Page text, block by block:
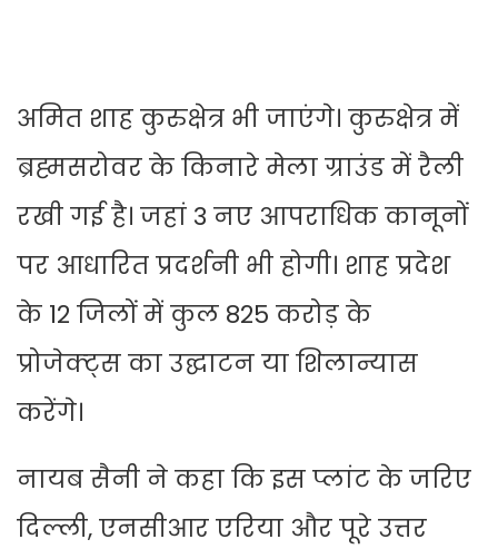
अमित शाह कुरुक्षेत्र भी जाएंगे। कुरुक्षेत्र में
ब्रह्मसरोवर के किनारे मेला ग्राउंड में रैली
रखी गई है। जहां 3 नए आपराधिक कानूनों
पर आधारित प्रदर्शनी भी होगी। शाह प्रदेश
के 12 जिलों में कुल 825 करोड़ के
प्रोजेक्ट्स का उद्घाटन या शिलान्यास
करेंगे।
नायब सैनी ने कहा कि इस प्लांट के जरिए
दिल्ली, एनसीआर एरिया और पूरे उत्तर